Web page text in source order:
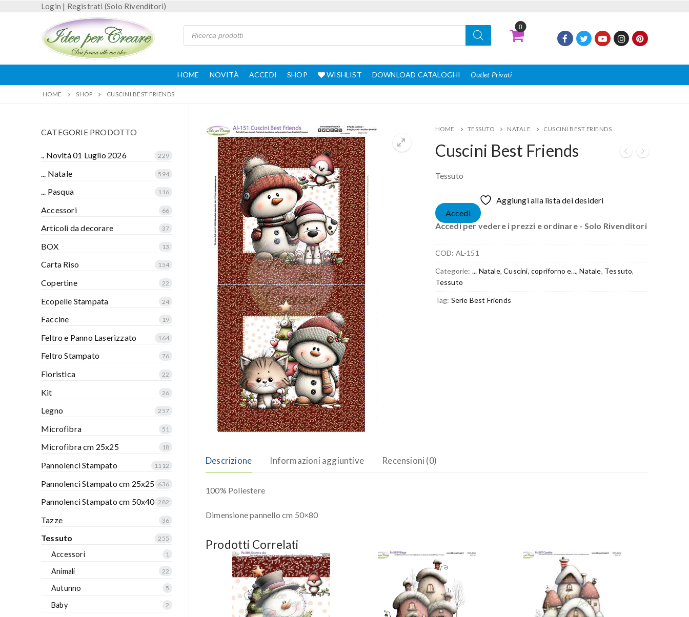
0
Login | Registrati (Solo Rivenditori)
HOME NOVITÀ ACCEDI SHOP WISHLIST DOWNLOAD CATALOGHI Outlet Privati
HOME SHOP CUSCINI BEST FRIENDS
HOME TESSUTO NATALE CUSCINI BEST FRIENDS
Cuscini Best Friends
Tessuto
Aggiungi alla lista dei desideri
Accedi
Accedi per vedere i prezzi e ordinare - Solo Rivenditori
COD: AL-151
Categorie: ... Natale,Cuscini, copriforno e...,Natale, Tessuto,
Tessuto
Tag: Serie Best Friends
Descrizione Informazioni aggiuntive Recensioni (0)
100% Poliestere
Dimensione pannello cm 50×80
Prodotti Correlati
CATEGORIE PRODOTTO
.. Novità 01 Luglio 2026 229
... Natale 594
... Pasqua 116
Accessori 66
Articoli da decorare 37
BOX 13
Carta Riso 154
Copertine 22
Ecopelle Stampata 24
Faccine 19
Feltro e Panno Laserizzato 164
Feltro Stampato 76
Fioristica 22
Kit 26
Legno 257
Microfibra 51
Microfibra cm 25x25 18
Pannolenci Stampato 1112
Pannolenci Stampato cm 25x25 636
Pannolenci Stampato cm 50x40 282
Tazze 36
Tessuto 255
Accessori 1
Animali 22
Autunno 5
Baby 2